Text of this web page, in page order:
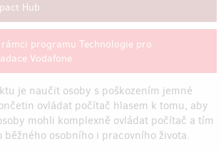
Hub
programu Technologie pro
Vodafone
je naučit osoby s poškozením jemné
ovládat počítač hlasem k tomu, aby
mohli komplexně ovládat počítač a tím
běžného osobního i pracovního života.